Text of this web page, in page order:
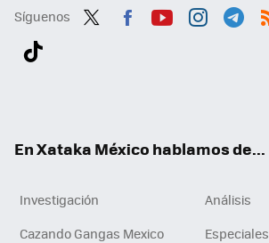
Síguenos
En Xataka México hablamos de...
Investigación
Análisis
Cazando Gangas Mexico
Especiales